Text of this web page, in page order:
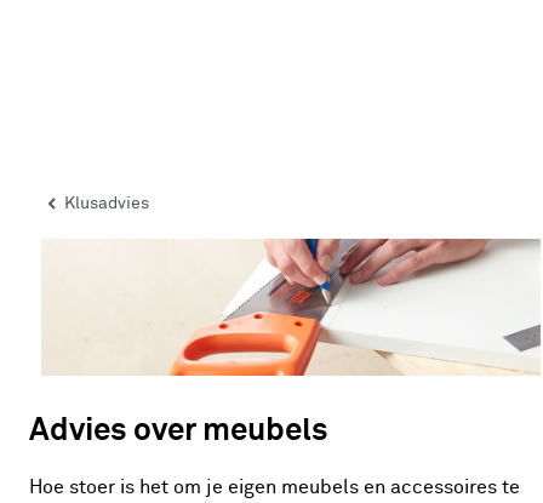
Klusadvies
Advies over meubels
Hoe stoer is het om je eigen meubels en accessoires te